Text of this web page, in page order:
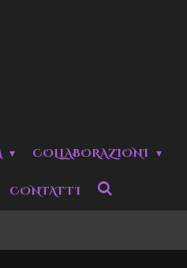
COLLABORAZIONI
CONTATTI